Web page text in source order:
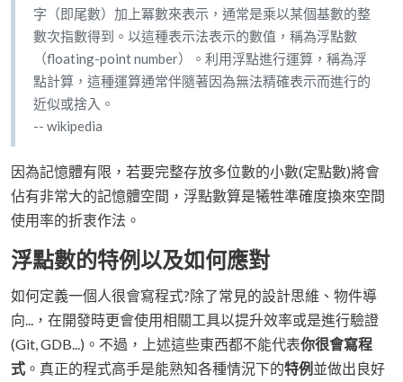
字（即尾數）加上冪數來表示，通常是乘以某個基數的整
數次指數得到。以這種表示法表示的數值，稱為浮點數
（floating-point number）。利用浮點進行運算，稱為浮
點計算，這種運算通常伴隨著因為無法精確表示而進行的
近似或捨入。
-- wikipedia
因為記憶體有限，若要完整存放多位數的小數(定點數)將會
佔有非常大的記憶體空間，浮點數算是犧牲準確度換來空間
使用率的折衷作法。
浮點數的特例以及如何應對
如何定義一個人很會寫程式?除了常見的設計思維、物件導
向...，在開發時更會使用相關工具以提升效率或是進行驗證
(Git, GDB...)。不過，上述這些東西都不能代表你很會寫程
式 。真正的程式高手是能熟知各種情況下的特例 並做出良好